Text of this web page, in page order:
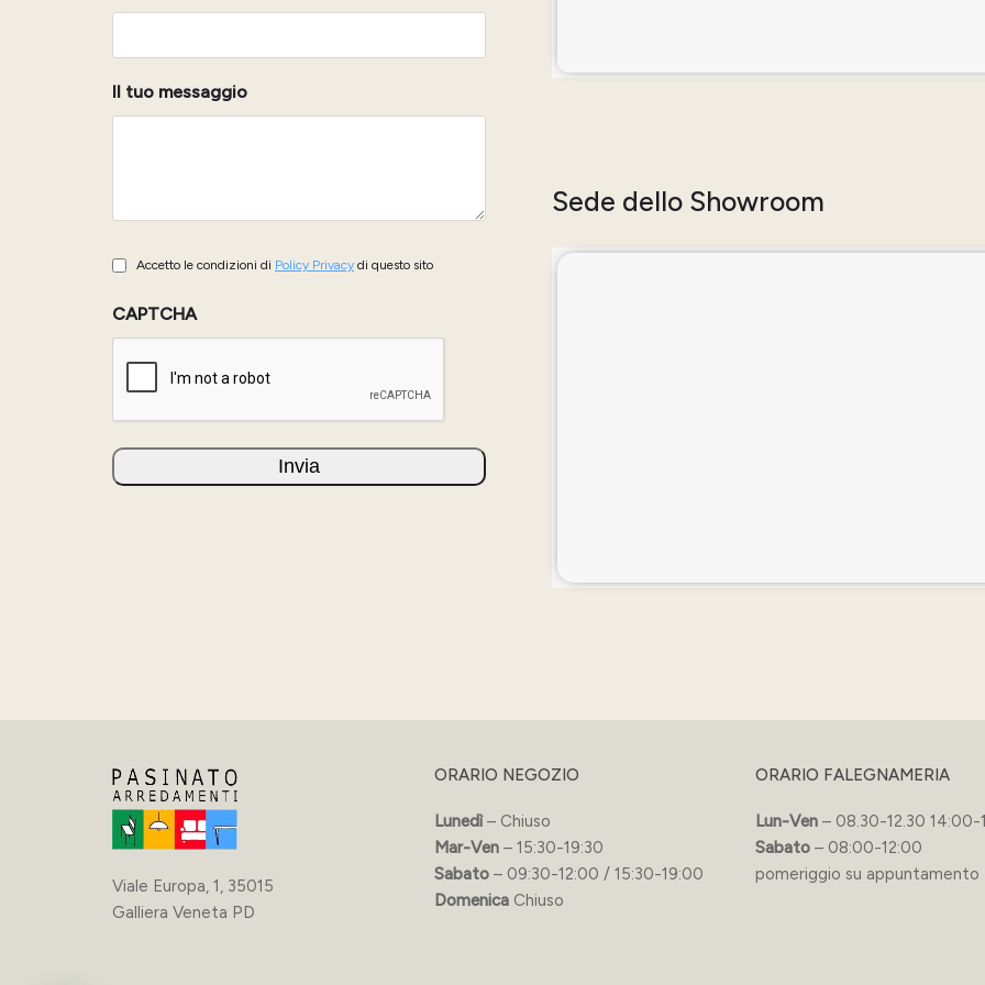
Il tuo messaggio
Policy
(Obbligatorio)
Accetto le condizioni di Policy Privacy di questo sito
CAPTCHA
Sede dello Showroom
Viale Europa, 1, 35015
Galliera Veneta PD
ORARIO NEGOZIO
Lunedì– Chiuso
Mar-Ven– 15:30-19:30
Sabato– 09:30-12:00 / 15:30-19:00
DomenicaChiuso
ORARIO FALEGNAMERIA
Lun-Ven – 08.30-12.30 14:00-
Sabato – 08:00-12:00
pomeriggio su appuntamento